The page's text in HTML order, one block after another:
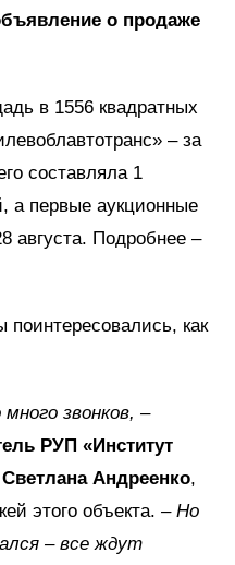
о продаже
в 1556 квадратных
– за
составляла 1
а первые аукционные
августа. Подробнее –
как
звонков, –
РУП «Институт
Андреенко,
этого объекта. – Но
– все ждут